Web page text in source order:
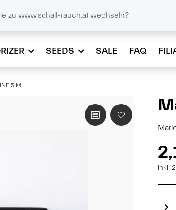
SEEDS SALE FAQ
5 M
inkl.
zu www.schall-rauch.at wechseln?